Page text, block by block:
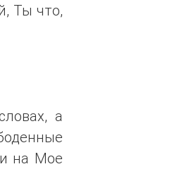
Ты что,
а
на Мое